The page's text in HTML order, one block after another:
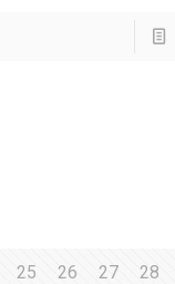
25 26 27 28